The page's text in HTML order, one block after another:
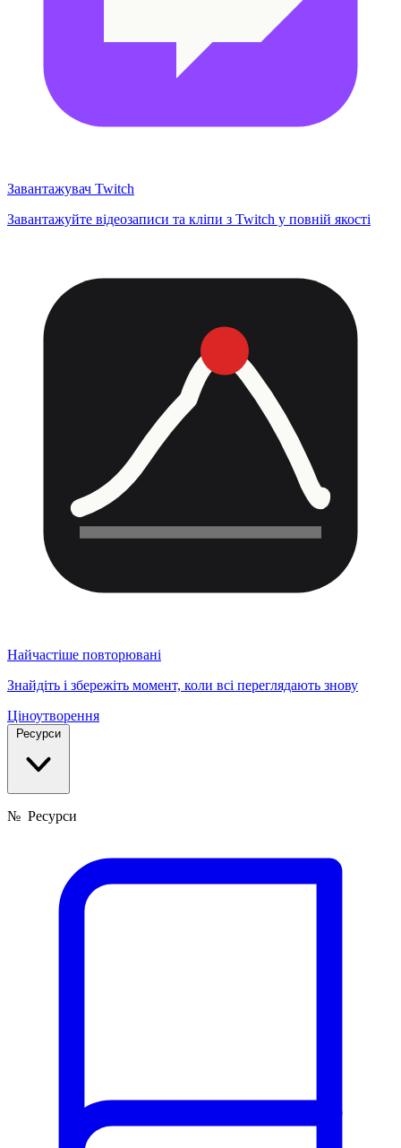
Завантажувач Twitch
Завантажуйте відеозаписи та кліпи з Twitch у повній якості
Найчастіше повторювані
Знайдіть і збережіть момент, коли всі переглядають знову
Ціноутворення
Ресурси
№ Ресурси